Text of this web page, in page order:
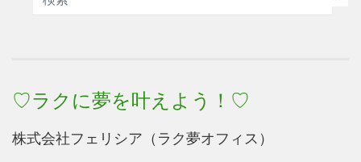
♡ラクに夢を叶えよう！♡
株式会社フェリシア（ラク夢オフィス）